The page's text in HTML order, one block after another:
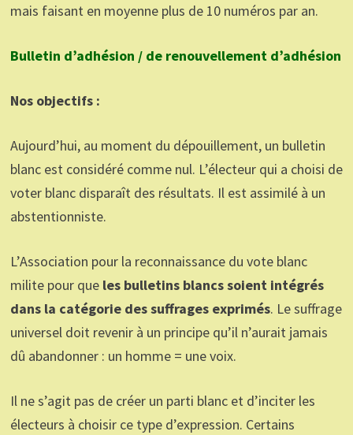
mais faisant en moyenne plus de 10 numéros par an.
Bulletin d’adhésion / de renouvellement d’adhésion
Nos objectifs :
Aujourd’hui, au moment du dépouillement, un bulletin
blanc est considéré comme nul. L’électeur qui a choisi de
voter blanc disparaît des résultats. Il est assimilé à un
abstentionniste.
L’Association pour la reconnaissance du vote blanc
milite pour que les bulletins blancs soient intégrés
dans la catégorie des suffrages exprimés. Le suffrage
universel doit revenir à un principe qu’il n’aurait jamais
dû abandonner : un homme = une voix.
Il ne s’agit pas de créer un parti blanc et d’inciter les
électeurs à choisir ce type d’expression. Certains